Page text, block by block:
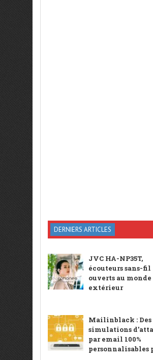
DERNIERS ARTICLES
JVC HA-NP35T,
écouteurs sans-fil
ouverts au monde
extérieur
Mailinblack : Des
simulations
par email 100%
personnalisables